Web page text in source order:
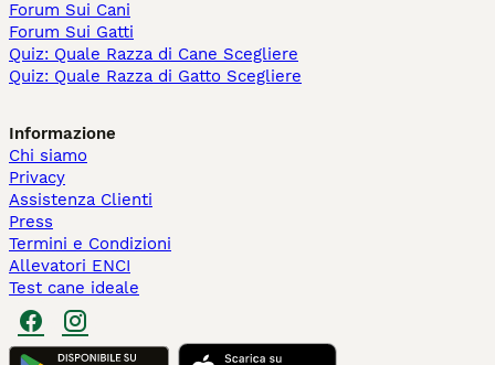
Forum Sui Cani
Forum Sui Gatti
Quiz: Quale Razza di Cane Scegliere
Quiz: Quale Razza di Gatto Scegliere
Informazione
Chi siamo
Privacy
Assistenza Clienti
Press
Termini e Condizioni
Allevatori ENCI
Test cane ideale